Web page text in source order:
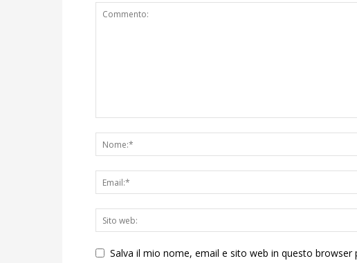
Salva il mio nome, email e sito web in questo browser